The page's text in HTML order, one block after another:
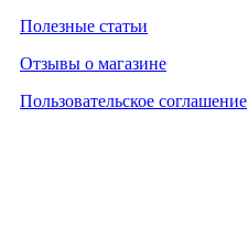
Полезные статьи
Отзывы о магазине
Пользовательское соглашение